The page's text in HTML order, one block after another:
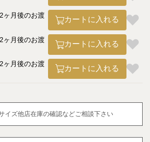
ヶ月後のお渡
カートに入れる
ヶ月後のお渡
カートに入れる
ヶ月後のお渡
カートに入れる
イズ他店在庫の確認などご相談下さい